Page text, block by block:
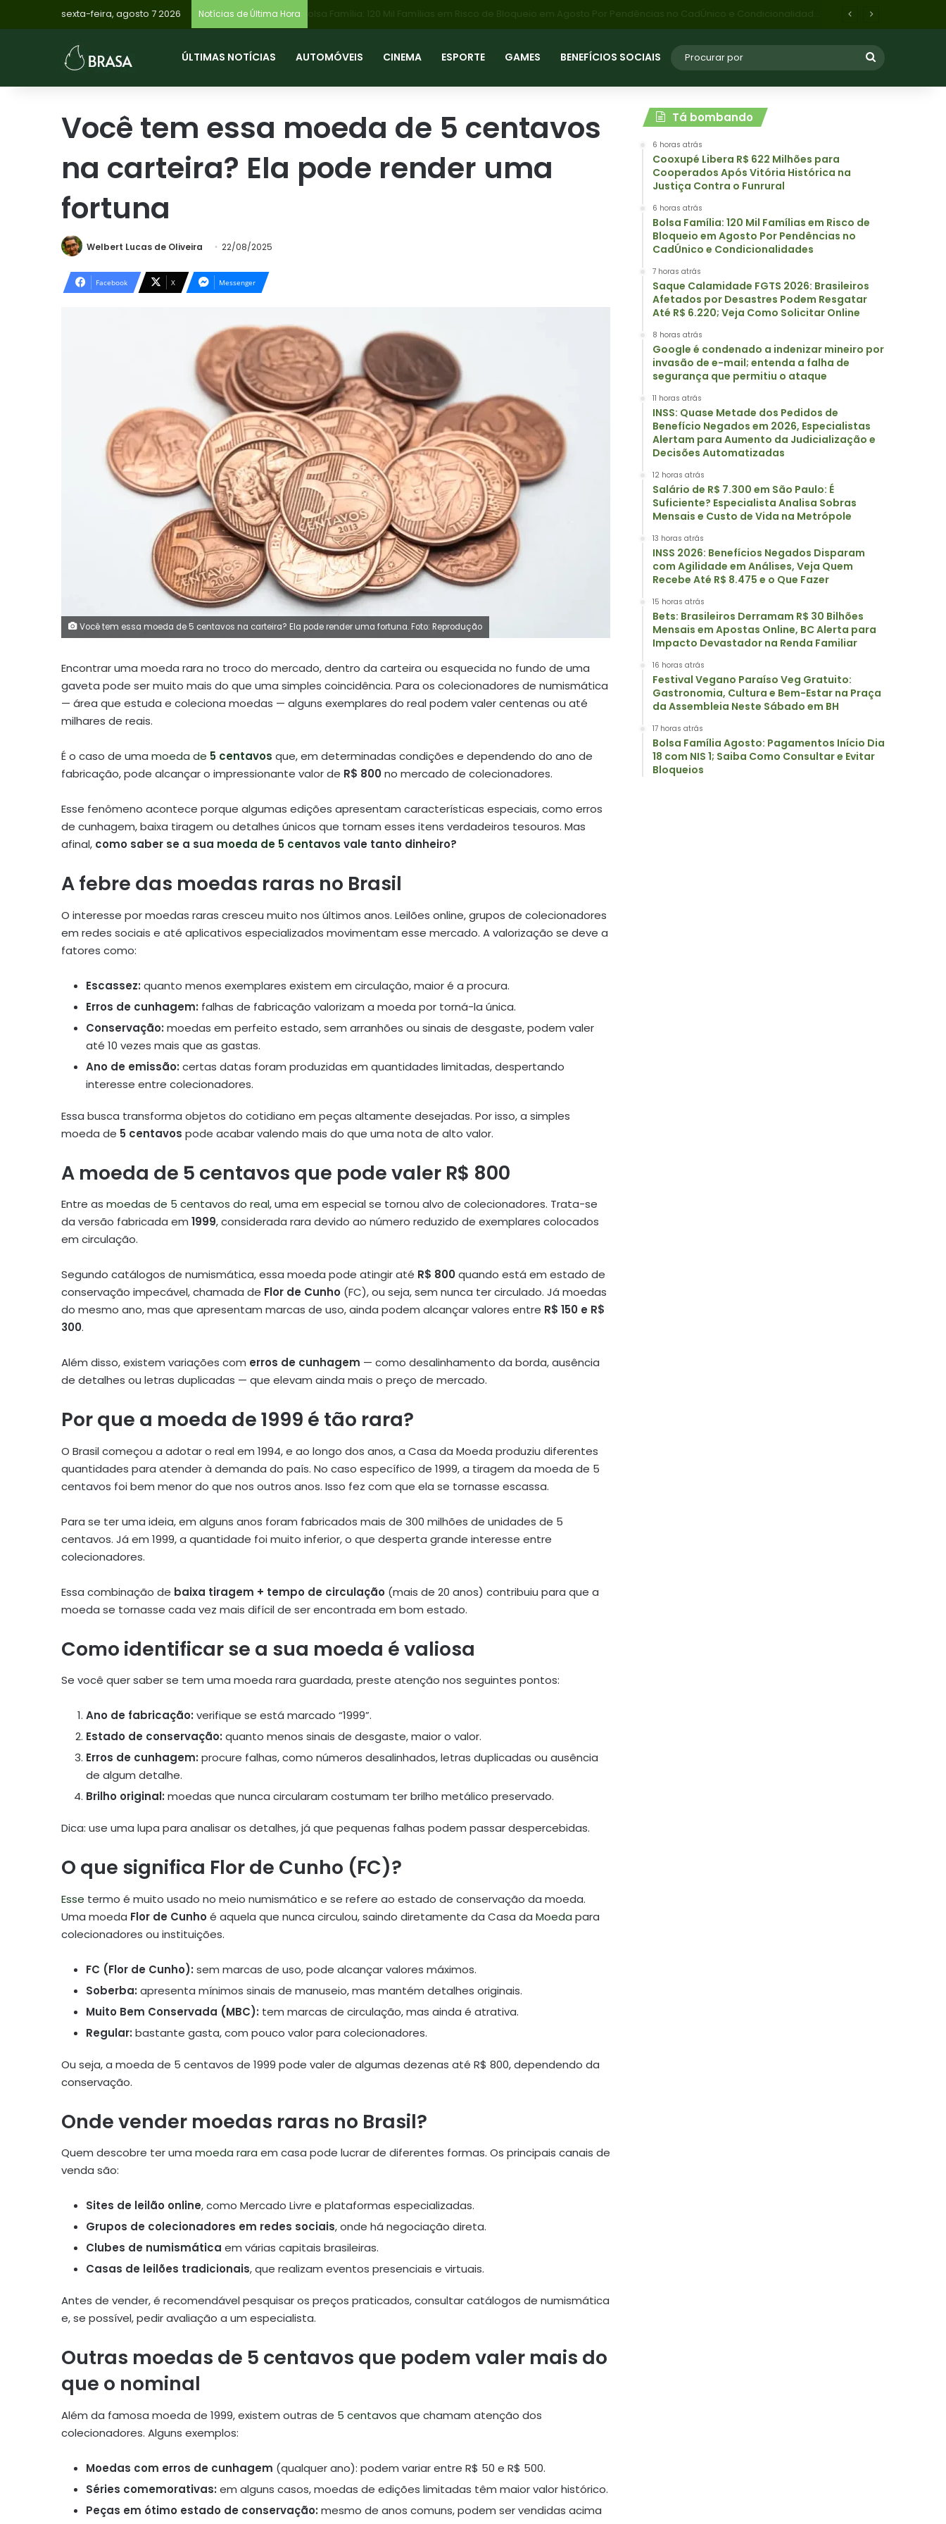
sexta-feira, agosto 7 2026 Notícias de Última Hora
ÚLTIMAS NOTÍCIAS AUTOMÓVEIS CINEMA ESPORTE GAMES BENEFÍCIOS SOCIAIS
Você tem essa moeda de 5 centavos
na carteira? Ela pode render uma
fortuna
Welbert Lucas de Oliveira 22/08/2025
Facebook X Messenger
Você tem essa moeda de 5 centavos na carteira? Ela pode render uma fortuna. Foto: Reprodução
Encontrar uma moeda rara no troco do mercado, dentro da carteira ou esquecida no fundo de uma
gaveta pode ser muito mais do que uma simples coincidência. Para os colecionadores de numismática
— área que estuda e coleciona moedas — alguns exemplares do real podem valer centenas ou até
milhares de reais.
É o caso de uma moeda de 5 centavos que, em determinadas condições e dependendo do ano de
fabricação, pode alcançar o impressionante valor de R$ 800no mercado de colecionadores.
Esse fenômeno acontece porque algumas edições apresentam características especiais, como erros
de cunhagem, baixa tiragem ou detalhes únicos que tornam esses itens verdadeiros tesouros. Mas
afinal, como saber se a sua moeda de 5 centavos vale tanto dinheiro?
A febre das moedas raras no Brasil
O interesse por moedas raras cresceu muito nos últimos anos. Leilões online, grupos de colecionadores
em redes sociais e até aplicativos especializados movimentam esse mercado. A valorização se deve a
fatores como:
Escassez: quanto menos exemplares existem em circulação, maior é a procura.
Erros de cunhagem: falhas de fabricação valorizam a moeda por torná-la única.
Conservação: moedas em perfeito estado, sem arranhões ou sinais de desgaste, podem valer
até 10 vezes mais que as gastas.
Ano de emissão: certas datas foram produzidas em quantidades limitadas, despertando
interesse entre colecionadores.
Essa busca transforma objetos do cotidiano em peças altamente desejadas. Por isso, a simples
moeda de 5 centavos pode acabar valendo mais do que uma nota de alto valor.
A moeda de 5 centavos que pode valer R$ 800
Entre as moedas de 5 centavos do real, uma em especial se tornou alvo de colecionadores. Trata-se
da versão fabricada em 1999, considerada rara devido ao número reduzido de exemplares colocados
em circulação.
Segundo catálogos de numismática, essa moeda pode atingir até R$ 800quando está em estado de
conservação impecável, chamada de Flor de Cunho (FC), ou seja, sem nunca ter circulado. Já moedas
do mesmo ano, mas que apresentam marcas de uso, ainda podem alcançar valores entre R$ 150 e R$
300.
Além disso, existem variações com erros de cunhagem — como desalinhamento da borda, ausência
de detalhes ou letras duplicadas — que elevam ainda mais o preço de mercado.
Por que a moeda de 1999 é tão rara?
O Brasil começou a adotar o real em 1994, e ao longo dos anos, a Casa da Moeda produziu diferentes
quantidades para atender à demanda do país. No caso específico de 1999, a tiragem da moeda de 5
centavos foi bem menor do que nos outros anos. Isso fez com que ela se tornasse escassa.
Para se ter uma ideia, em alguns anos foram fabricados mais de 300 milhões de unidades de 5
centavos. Já em 1999, a quantidade foi muito inferior, o que desperta grande interesse entre
colecionadores.
Essa combinação de baixa tiragem + tempo de circulação (mais de 20 anos) contribuiu para que a
moeda se tornasse cada vez mais difícil de ser encontrada em bom estado.
Como identificar se a sua moeda é valiosa
Se você quer saber se tem uma moeda rara guardada, preste atenção nos seguintes pontos:
Ano de fabricação: verifique se está marcado “1999”.
Estado de conservação: quanto menos sinais de desgaste, maior o valor.
Erros de cunhagem: procure falhas, como números desalinhados, letras duplicadas ou ausência
de algum detalhe.
Brilho original: moedas que nunca circularam costumam ter brilho metálico preservado.
Dica: use uma lupa para analisar os detalhes, já que pequenas falhas podem passar despercebidas.
O que significa Flor de Cunho (FC)?
Esse termo é muito usado no meio numismático e se refere ao estado de conservação da moeda.
Uma moeda Flor de Cunho é aquela que nunca circulou, saindo diretamente da Casa da Moeda para
colecionadores ou instituições.
FC (Flor de Cunho): sem marcas de uso, pode alcançar valores máximos.
Soberba: apresenta mínimos sinais de manuseio, mas mantém detalhes originais.
Muito Bem Conservada (MBC): tem marcas de circulação, mas ainda é atrativa.
Regular: bastante gasta, com pouco valor para colecionadores.
Ou seja, a moeda de 5 centavos de 1999 pode valer de algumas dezenas até R$ 800, dependendo da
conservação.
Onde vender moedas raras no Brasil?
Quem descobre ter uma moeda rara em casa pode lucrar de diferentes formas. Os principais canais de
venda são:
Sites de leilão online, como Mercado Livre e plataformas especializadas.
Grupos de colecionadores em redes sociais, onde há negociação direta.
Clubes de numismática em várias capitais brasileiras.
Casas de leilões tradicionais, que realizam eventos presenciais e virtuais.
Antes de vender, é recomendável pesquisar os preços praticados, consultar catálogos de numismática
e, se possível, pedir avaliação a um especialista.
Outras moedas de 5 centavos que podem valer mais do
que o nominal
Além da famosa moeda de 1999, existem outras de 5 centavos que chamam atenção dos
colecionadores. Alguns exemplos:
Moedas com erros de cunhagem (qualquer ano): podem variar entre R$ 50 e R$ 500.
Séries comemorativas: em alguns casos, moedas de edições limitadas têm maior valor histórico.
Peças em ótimo estado de conservação: mesmo de anos comuns, podem ser vendidas acima
Tá bombando
6 horas atrás
Cooxupé Libera R$ 622 Milhões para
Cooperados Após Vitória Histórica na
Justiça Contra o Funrural
6 horas atrás
Bolsa Família: 120 Mil Famílias em Risco de
Bloqueio em Agosto Por Pendências no
CadÚnico e Condicionalidades
7 horas atrás
Saque Calamidade FGTS 2026: Brasileiros
Afetados por Desastres Podem Resgatar
Até R$ 6.220; Veja Como Solicitar Online
8 horas atrás
Google é condenado a indenizar mineiro por
invasão de e-mail; entenda a falha de
segurança que permitiu o ataque
11 horas atrás
INSS: Quase Metade dos Pedidos de
Benefício Negados em 2026, Especialistas
Alertam para Aumento da Judicialização e
Decisões Automatizadas
12 horas atrás
Salário de R$ 7.300 em São Paulo: É
Suficiente? Especialista Analisa Sobras
Mensais e Custo de Vida na Metrópole
13 horas atrás
INSS 2026: Benefícios Negados Disparam
com Agilidade em Análises, Veja Quem
Recebe Até R$ 8.475 e o Que Fazer
15 horas atrás
Bets: Brasileiros Derramam R$ 30 Bilhões
Mensais em Apostas Online, BC Alerta para
Impacto Devastador na Renda Familiar
16 horas atrás
Festival Vegano Paraíso Veg Gratuito:
Gastronomia, Cultura e Bem-Estar na Praça
da Assembleia Neste Sábado em BH
17 horas atrás
Bolsa Família Agosto: Pagamentos Início Dia
18 com NIS 1; Saiba Como Consultar e Evitar
Bloqueios